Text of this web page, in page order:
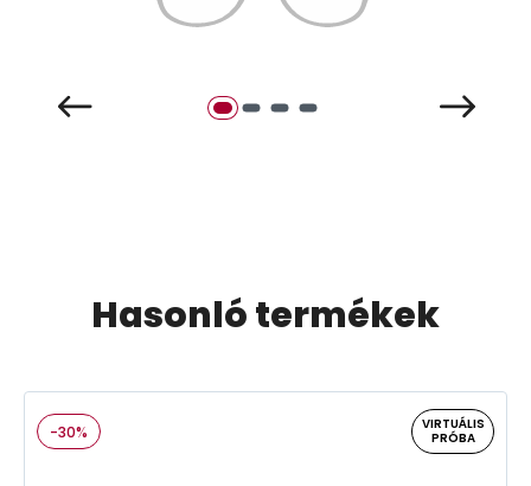
Hasonló termékek
-30%
VIRTUÁLIS
PRÓBA